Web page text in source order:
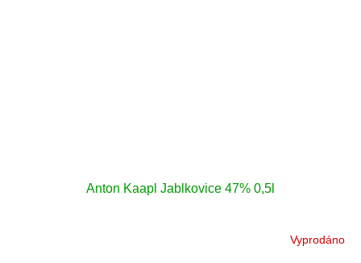
Anton Kaapl Jablkovice 47% 0,5l
Vyprodáno